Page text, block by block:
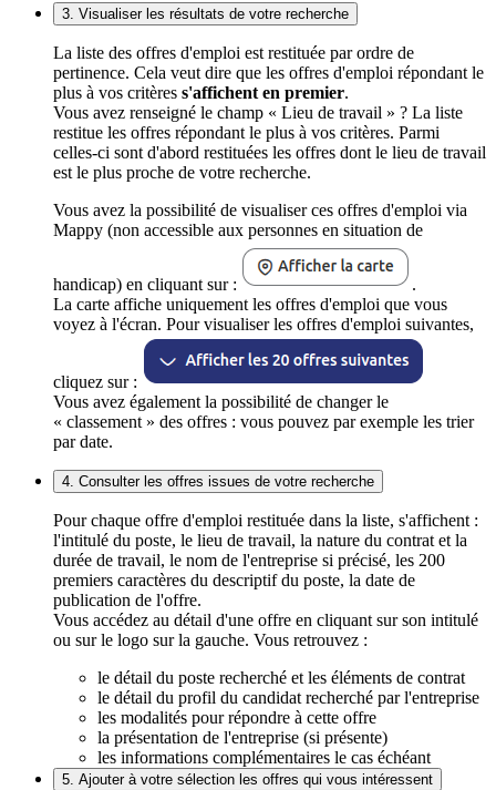
3. Visualiser les résultats de votre recherche
La liste des offres d'emploi est restituée par ordre de
pertinence. Cela veut dire que les offres d'emploi répondant le
plus à vos critères s'affichent en premier.
Vous avez renseigné le champ « Lieu de travail » ? La liste
restitue les offres répondant le plus à vos critères. Parmi
celles-ci sont d'abord restituées les offres dont le lieu de travail
est le plus proche de votre recherche.
Vous avez la possibilité de visualiser ces offres d'emploi via
Mappy (non accessible aux personnes en situation de
handicap) en cliquant sur :
.
La carte affiche uniquement les offres d'emploi que vous
voyez à l'écran. Pour visualiser les offres d'emploi suivantes,
cliquez sur :
Vous avez également la possibilité de changer le
« classement » des offres : vous pouvez par exemple les trier
par date.
4. Consulter les offres issues de votre recherche
Pour chaque offre d'emploi restituée dans la liste, s'affichent :
l'intitulé du poste, le lieu de travail, la nature du contrat et la
durée de travail, le nom de l'entreprise si précisé, les 200
premiers caractères du descriptif du poste, la date de
publication de l'offre.
Vous accédez au détail d'une offre en cliquant sur son intitulé
ou sur le logo sur la gauche. Vous retrouvez :
le détail du poste recherché et les éléments de contrat
le détail du profil du candidat recherché par l'entreprise
les modalités pour répondre à cette offre
la présentation de l'entreprise (si présente)
les informations complémentaires le cas échéant
5. Ajouter à votre sélection les offres qui vous intéressent